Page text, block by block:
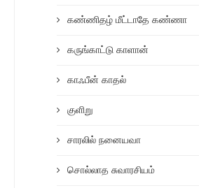
கண்ணிதழ் மீட்டாதே கண்ணா
கருங்காட்டு காளான்
காஃபீன் காதல்
குளிறு
சாரலில் நனையவா
சொல்லாத சுவாரசியம்